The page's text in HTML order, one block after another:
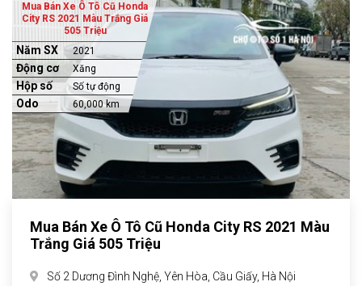
Mua Bán Xe Ô Tô Cũ Honda
City RS 2021 Màu Trắng Giá
505 Triệu
Năm SX 2021
Động cơ Xăng
Hộp số Số tự động
Odo 60,000 km
Mua Bán Xe Ô Tô Cũ Honda City RS 2021 Màu
Trắng Giá 505 Triệu
Số 2 Dương Đình Nghệ, Yên Hòa, Cầu Giấy, Hà Nội